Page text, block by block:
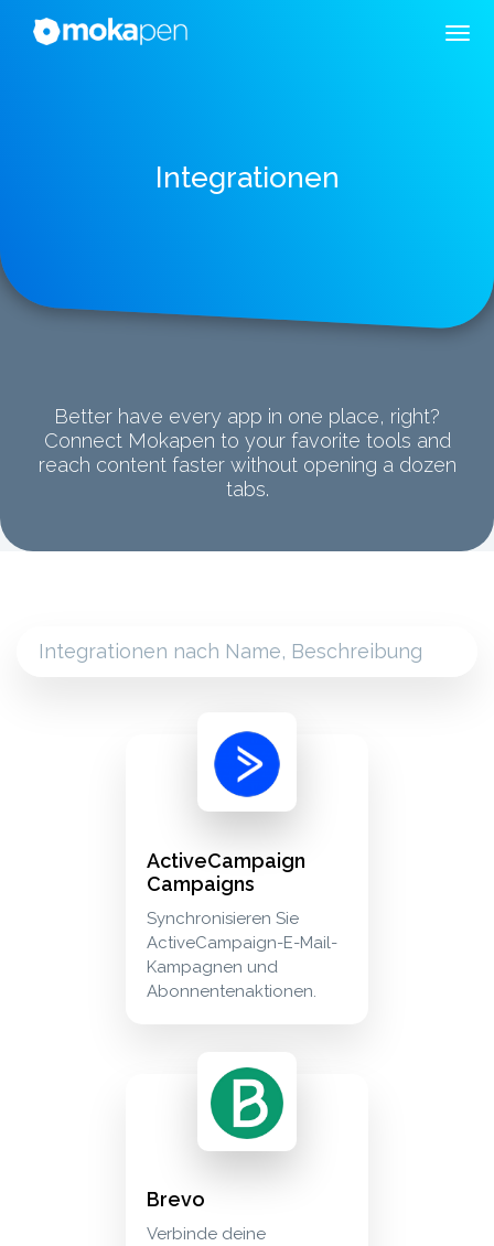
Integrationen
Better have every app in one place, right?
Connect Mokapen to your favorite tools and
reach content faster without opening a dozen
tabs.
activecampaign campaigns synchronisieren
ActiveCampaign
Campaigns
Synchronisieren Sie
ActiveCampaign-E-Mail-
Kampagnen und
Abonnentenaktionen.
brevo verbinde deine marketingkampagnen
Brevo
Verbinde deine